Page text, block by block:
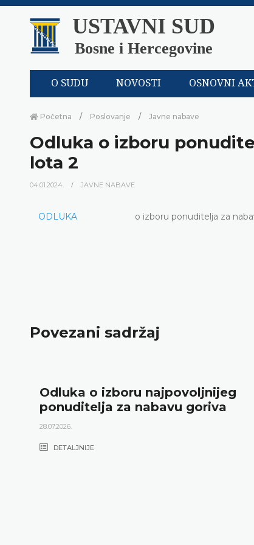
USTAVNI SUD
Bosne i Hercegovine
O SUDU NOVOSTI OSNOVNI
Početna Poslovanje Javne nabave
Odluka o izboru
lota 2
04.01.2024. JAVNE NABAVE
ODLUKA o izboru ponuditelja za
Povezani sadržaj
Odluka o izboru najpovoljnijeg
ponuditelja za nabavu goriva
28.07.2026.
DETALJNIJE